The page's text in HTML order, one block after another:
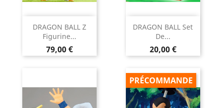
DRAGON BALL Z
Figurine...
Prix
79,00 €
DRAGON BALL Set
De...
Prix
20,00 €
PRÉCOMMANDE